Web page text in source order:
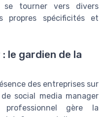
se tourner vers divers
propres spécificités et
le gardien de la
des entreprises sur
social media manager
gère la